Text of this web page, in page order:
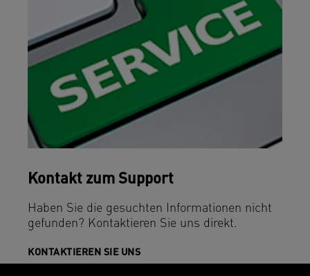
Kontakt zum Support
Haben Sie die gesuchten Informationen nicht
gefunden? Kontaktieren Sie uns direkt.
KONTAKTIEREN SIE UNS